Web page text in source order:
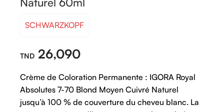
SCHWARZKOPF
26,090
Crème de Coloration Permanente : IGORA Royal
Absolutes 7-70 Blond Moyen Cuivré Naturel
jusqu’à 100 % de couverture du cheveu blanc. La